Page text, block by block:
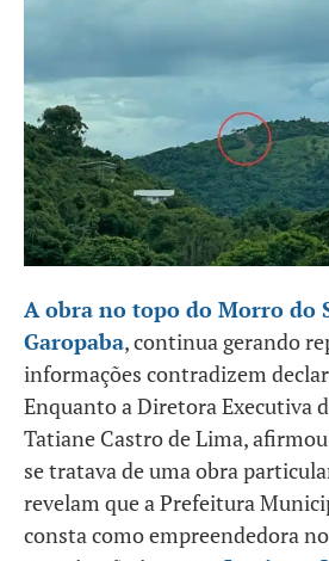
A obra no topo do Morro do
Garopaba, continua gerando
informações contradizem
Enquanto a Diretora Executiva
Tatiane Castro de Lima,
se tratava de uma obra
revelam que a Prefeitura
consta como empreendedora